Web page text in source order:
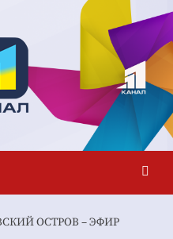
ОСТРОВ – ЭФИР